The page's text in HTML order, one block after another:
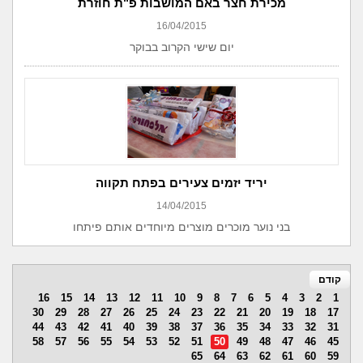
מכירת חצר באם המושבות פ"ת חוזרת
16/04/2015
יום שישי הקרוב בבוקר
יריד יזמים צעירים בפתח תקווה
14/04/2015
בני נוער מוכרים מוצרים מיוחדים אותם פיתחו
קודם
1
2
3
4
5
6
7
8
9
10
11
12
13
14
15
16
17
18
19
20
21
22
23
24
25
26
27
28
29
30
31
32
33
34
35
36
37
38
39
40
41
42
43
44
45
46
47
48
49
50
51
52
53
54
55
56
57
58
59
60
61
62
63
64
65